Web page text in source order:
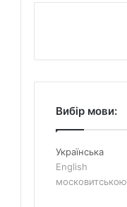
Вибір мови:
Українська
English
московитською